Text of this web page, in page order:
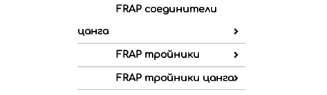
FRAP соединители
цанга
FRAP тройники
FRAP тройники цанга